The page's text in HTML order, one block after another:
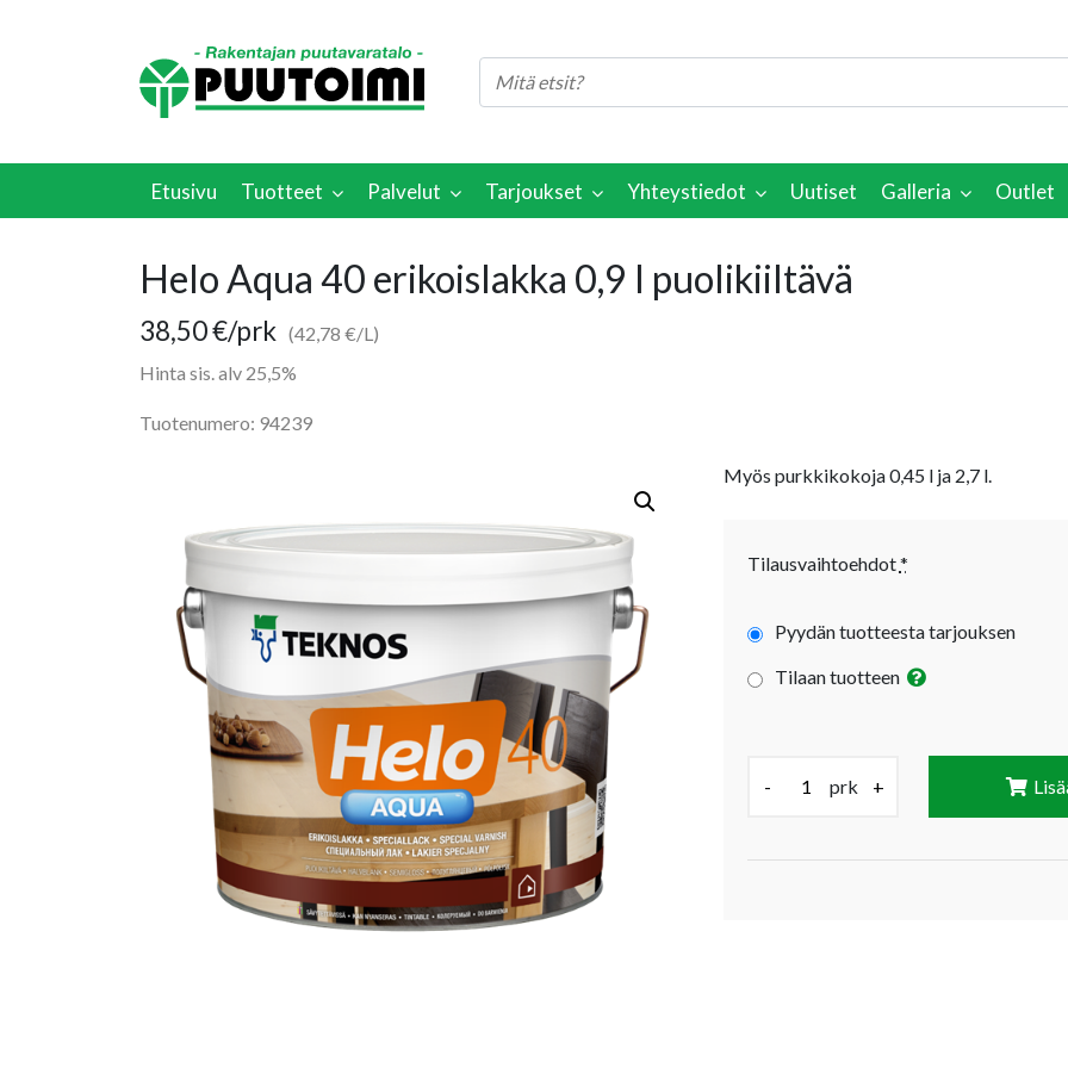
Etusivu Tuotteet Palvelut Tarjoukset Yhteystiedot Uutiset Galleria Outlet
Helo Aqua 40 erikoislakka 0,9 l puolikiiltävä
38,50€/prk (42,78 €/L)
Hinta sis. alv 25,5%
Tuotenumero: 94239
Myös purkkikokoja 0,45 l ja 2,7 l.
Tilausvaihtoehdot*
Pyydän tuotteesta tarjouksen
Tilaan tuotteen
- prk +